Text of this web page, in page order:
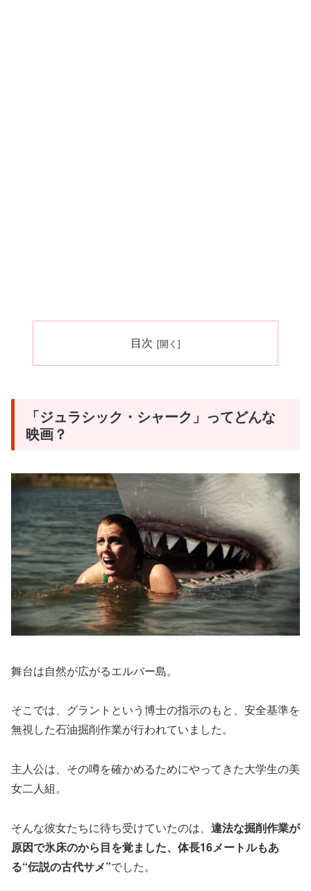
目次
「ジュラシック・シャーク」ってどんな
映画？
舞台は自然が広がるエルバー島。
そこでは、グラントという博士の指示のもと、安全基準を
無視した石油掘削作業が行われていました。
主人公は、その噂を確かめるためにやってきた大学生の美
女二人組。
そんな彼女たちに待ち受けていたのは、 違法な掘削作業が
原因で氷床のから目を覚ました、体長16メートルもあ
る“伝説の古代サメ”でした。